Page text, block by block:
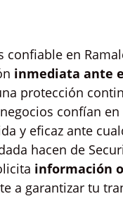
confiable en
inmediata ante
protección
confían
y eficaz ante
hacen de
información
a garantizar tu